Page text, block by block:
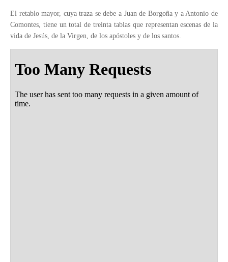
El retablo mayor, cuya traza se debe a Juan de Borgoña y a Antonio de
Comontes, tiene un total de treinta tablas que representan escenas de la
vida de Jesús, de la Virgen, de los apóstoles y de los santos.